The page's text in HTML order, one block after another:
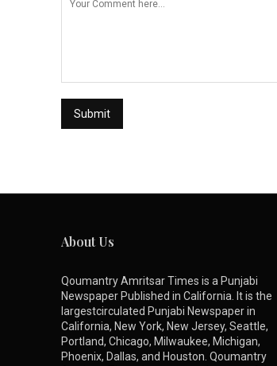
About Us
Qoumantry Amritsar Times is a Punjabi
Newspaper Published in California. It is the
largestcirculated Punjabi Newspaper in
California, New York, New Jersey, Seattle,
Portland, Chicago, Milwaukee, Michigan,
Phoenix, Dallas, and Houston. Qoumantry